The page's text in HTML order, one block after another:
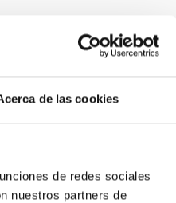
de las cookies
de redes sociales
nuestros partners de